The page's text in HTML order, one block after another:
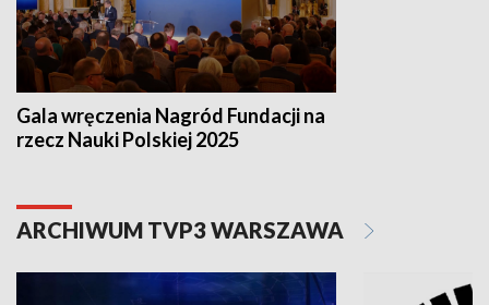
Gala wręczenia Nagród Fundacji na
rzecz Nauki Polskiej 2025
ARCHIWUM TVP3 WARSZAWA